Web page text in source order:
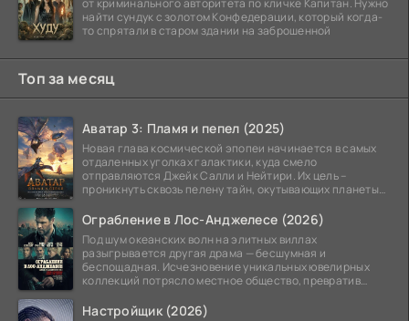
найти сундук с золотом Конфедерации, который когда-
то спрятали в старом здании на заброшенной
Топ за месяц
Аватар 3: Пламя и пепел (2025)
Новая глава космической эпопеи начинается в самых
отдаленных уголках галактики, куда смело
отправляются Джейк Салли и Нейтири. Их цель –
проникнуть сквозь пелену тайн, окутывающих планеты
Ограбление в Лос-Анджелесе (2026)
Под шум океанских волн на элитных виллах
разыгрывается другая драма — бесшумная и
беспощадная. Исчезновение уникальных ювелирных
коллекций потрясло местное общество, превратив
Настройщик (2026)